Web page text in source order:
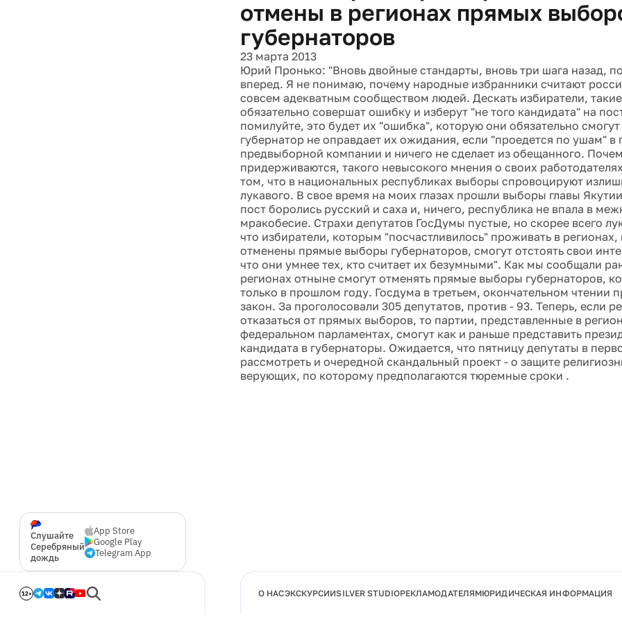
Слушайте
Серебряный
дождь
App Store
Google Play
Telegram App
12+
отмены в регионах прямых
губернаторов
23 марта 2013
Юрий Пронько: "Вновь двойные стандарты, вновь три шага назад,
вперед. Я не понимаю, почему народные избранники считают
совсем адекватным сообществом людей. Дескать избиратели,
обязательно совершат ошибку и изберут "не того кандидата" на
помилуйте, это будет их "ошибка", которую они обязательно
губернатор не оправдает их ожидания, если "проедется по ушам" в
предвыборной компании и ничего не сделает из обещанного.
придерживаются, такого невысокого мнения о своих
том, что в национальных республиках выборы спровоцируют
лукавого. В свое время на моих глазах прошли выборы главы
пост боролись русский и саха и, ничего, республика не впала в
мракобесие. Страхи депутатов ГосДумы пустые, но скорее всего
что избиратели, которым "посчастливилось" проживать в регионах,
отменены прямые выборы губернаторов, смогут отстоять свои
что они умнее тех, кто считает их безумными". Как мы сообщали
регионах отныне смогут отменять прямые выборы губернаторов,
только в прошлом году. Госдума в третьем, окончательном чтении
закон. За проголосовали 305 депутатов, против - 93. Теперь, если
отказаться от прямых выборов, то партии, представленные в
федеральном парламентах, смогут как и раньше представить
кандидата в губернаторы. Ожидается, что пятницу депутаты в
рассмотреть и очередной скандальный проект - о защите
верующих, по которому предполагаются тюремные сроки .
О НАСЭКСКУРСИИSILVER STUDIOРЕКЛАМОДАТЕЛЯМЮРИДИЧЕСКАЯ ИНФОРМАЦИЯ